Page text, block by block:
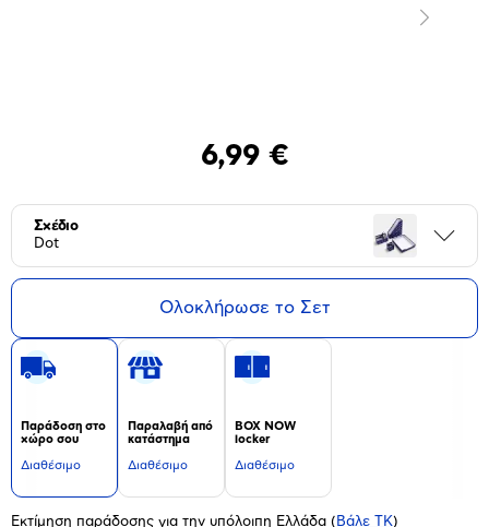
Επόμενο
6,99 €
Σχέδιο
Dot
Ολοκλήρωσε το Σετ
Παράδοση στο
χώρο σου
Διαθέσιμο
Παραλαβή από
κατάστημα
Διαθέσιμο
BOX NOW
locker
Διαθέσιμο
Εκτίμηση παράδοσης για την υπόλοιπη Ελλάδα ( Βάλε ΤΚ)